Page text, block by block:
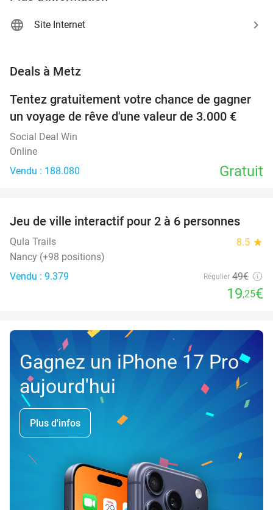
Site Internet
Deals à Metz
Tentez gratuitement votre chance de gagner
un voyage de rêve d'une valeur de 3.000 €
Social Deal Win
Online
Vendu : 188.080
Gratuit
61%
Jeu de ville interactif pour 2 à 6 personnes
Qula Trails 8.5 star
Nancy (+98 positions)
Vendu : 9.379
Régulier 49€
19,25€
Gagnez un iPhone 17 Pro
aujourd'hui
Plus d'infos